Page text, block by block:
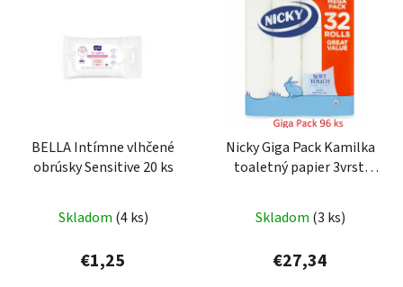
BELLA Intímne vlhčené
obrúsky Sensitive 20 ks
Skladom (4 ks)
€1,25
Nicky Giga Pack Kamilka
toaletný papier 3vrst.
hodnotenie
produktu
je
Skladom (3 ks)
€27,34